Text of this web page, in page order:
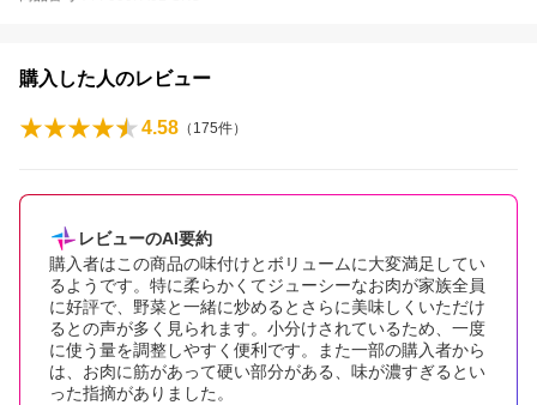
購入した人のレビュー
4.58 （ 175件）
レビューのAI要約
購入者はこの商品の味付けとボリュームに大変満足してい
るようです。特に柔らかくてジューシーなお肉が家族全員
に好評で、野菜と一緒に炒めるとさらに美味しくいただけ
るとの声が多く見られます。小分けされているため、一度
に使う量を調整しやすく便利です。また一部の購入者から
は、お肉に筋があって硬い部分がある、味が濃すぎるとい
った指摘がありました。